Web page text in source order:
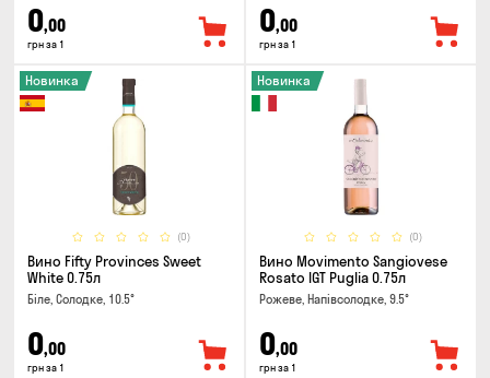
0,00
грн за 1
0,00
грн за 1
(0)
Новинка
Вино Fifty Provinces Sweet
White 0.75л
Біле, Солодке, 10.5°
0,00
грн за 1
(0)
Новинка
Вино Movimento Sangiovese
Rosato IGT Puglia 0.75л
Рожеве, Напівсолодке, 9.5°
0,00
грн за 1